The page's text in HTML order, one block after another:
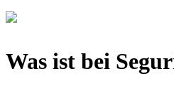
Was ist bei